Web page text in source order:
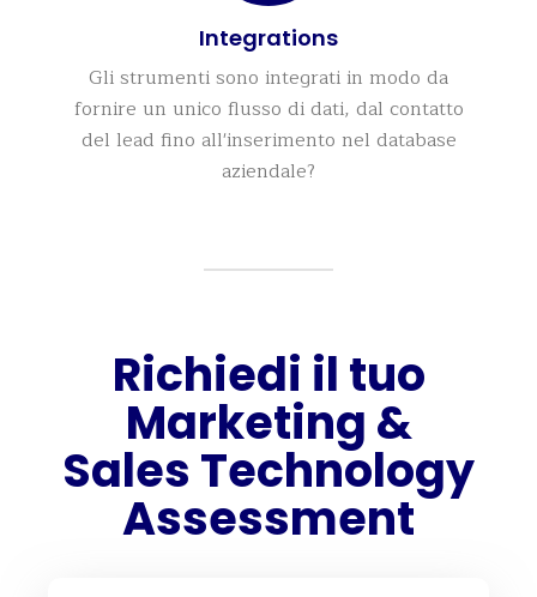
Integrations
Gli strumenti sono integrati in modo da
fornire un unico flusso di dati, dal contatto
del lead fino all'inserimento nel database
aziendale?
Richiedi il tuo
Marketing &
Sales Technology
Assessment